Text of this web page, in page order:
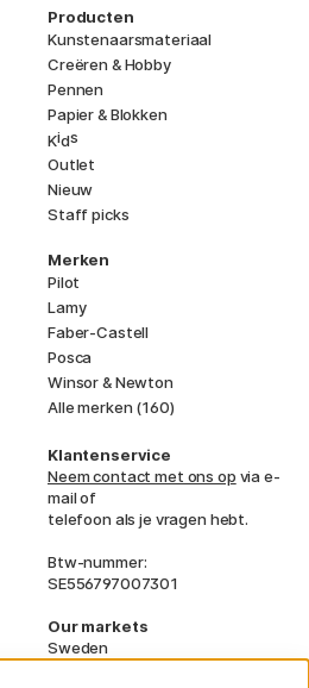
Producten
Kunstenaarsmateriaal
Creëren & Hobby
Pennen
Papier & Blokken
Kids
Outlet
Nieuw
Staff picks
Merken
Pilot
Lamy
Faber-Castell
Posca
Winsor & Newton
Alle merken (160)
Klantenservice
Neem contact met ons op via e-
mail of
telefoon als je vragen hebt.
Btw-nummer:
SE556797007301
Our markets
Sweden